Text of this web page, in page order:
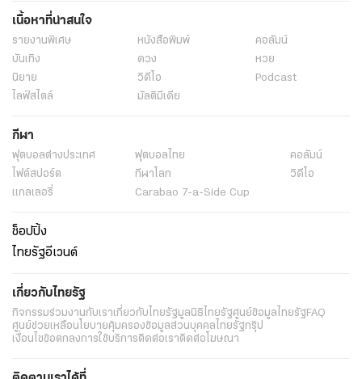
เนื้อหาที่น่าสนใจ
รายงานพิเศษ หนังสือพิมพ์
คอลัมน์
บันเทิง
ดวง
หวย
นิยาย
วิดีโอ
Podcast
ไลฟ์สไตล์
มัลติมีเดีย
กีฬา
ฟุตบอลต่่างประเทศ ฟุตบอลไทย
คอลัมน์
ไฟต์สปอร์ต
กีฬาโลก
วิดีโอ
แกลเลอรี่
Carabao 7-a-Side Cup
ช็อปปิ้ง
ไทยรัฐอีเวนต์
เกี่ยวกับไทยรัฐ
กิจกรรมร่วมงานกับเราเกี่ยวกับไทยรัฐมูลนิธิไทยรัฐศูนย์ข้อมูลไทยรัฐFAQ
ศูนย์ช่วยเหลือนโยบายคุ้มครองข้อมูลส่วนบุคคลไทยรัฐกรุ๊ป
เงื่อนไขข้อตกลงการใช้บริการติดต่อเราติดต่อโฆษณา